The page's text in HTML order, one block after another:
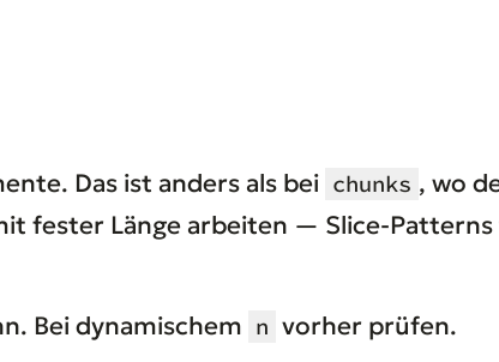
Das ist anders als bei chunks , wo
fester Länge arbeiten — Slice-Patterns
Bei dynamischem n vorher prüfen.